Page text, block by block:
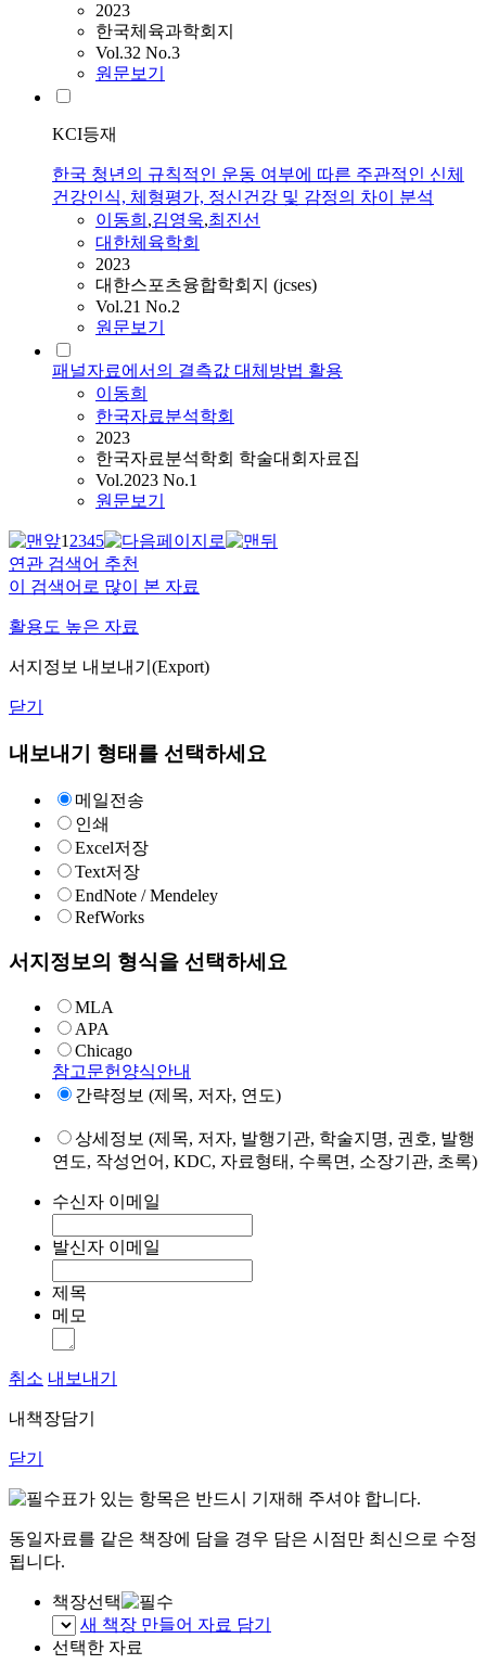
2023
한국체육과학회지
Vol.32 No.3
원문보기
KCI등재
한국 청년의 규칙적인 운동 여부에 따른 주관적인 신체
건강인식, 체형평가, 정신건강 및 감정의 차이 분석
이동희 ,김영욱,최진선
대한체육학회
2023
대한스포츠융합학회지 (jcses)
Vol.21 No.2
원문보기
패널자료에서의 결측값 대체방법 활용
이동희
한국자료분석학회
2023
한국자료분석학회 학술대회자료집
Vol.2023 No.1
원문보기
12345
연관 검색어 추천
이 검색어로 많이 본 자료
활용도 높은 자료
서지정보 내보내기(Export)
닫기
내보내기 형태를 선택하세요
메일전송
인쇄
Excel저장
Text저장
EndNote / Mendeley
RefWorks
서지정보의 형식을 선택하세요
MLA
APA
Chicago
참고문헌양식안내
간략정보 (제목, 저자, 연도)
상세정보 (제목, 저자, 발행기관, 학술지명, 권호, 발행
연도, 작성언어, KDC, 자료형태, 수록면, 소장기관, 초록)
수신자 이메일
발신자 이메일
제목
메모
취소 내보내기
내책장담기
닫기
표가 있는 항목은 반드시 기재해 주셔야 합니다.
동일자료를 같은 책장에 담을 경우 담은 시점만 최신으로 수정
됩니다.
책장선택
새 책장 만들어 자료 담기
선택한 자료